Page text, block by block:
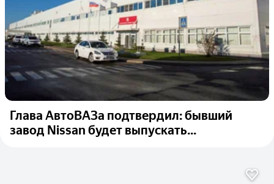
Глава АвтоВАЗа подтвердил: бывший
завод Nissan будет выпускать...